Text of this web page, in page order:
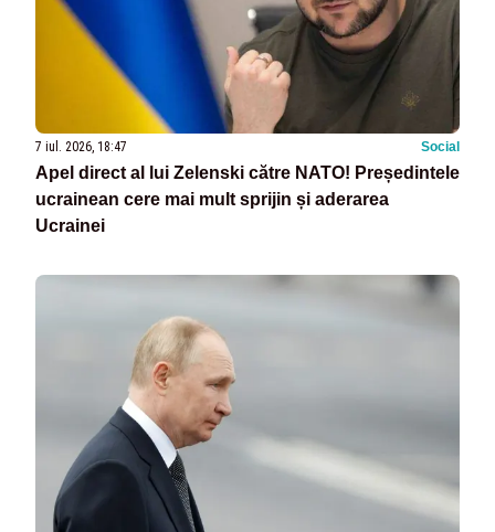
7 iul. 2026, 18:47 Social
Apel direct al lui Zelenski către NATO! Președintele
ucrainean cere mai mult sprijin și aderarea
Ucrainei